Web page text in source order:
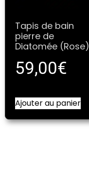
Tapis de bain
pierre de
Diatomée (Rose)
59,00€
Ajouter au panier